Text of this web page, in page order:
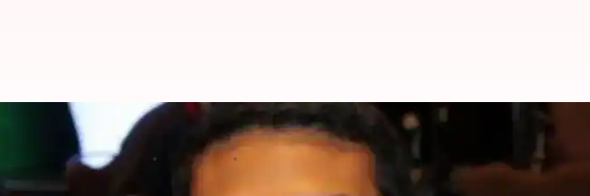
NRI Fraud : ఫుట్ బాల్ జట్టుకు కుచ్చుటోపి.. రూ.
Jayachandra Akuri Dec 07, 2023